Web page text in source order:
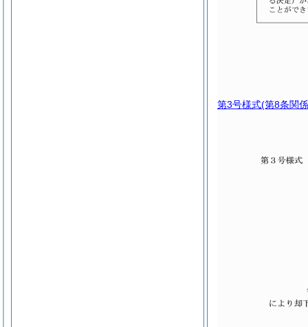
第3号様式(第8条関